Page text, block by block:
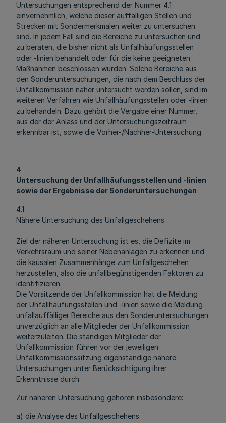
Untersuchungen entsprechend der Nummer 4.1
einvernehmlich, welche dieser auffälligen Stellen und
Strecken mit Sondermerkmalen weiter zu untersuchen
sind. In jedem Fall sind die Bereiche zu untersuchen und
zu beraten, die bisher nicht als Unfallhäufungsstellen
oder -linien behandelt oder für die keine geeigneten
Maßnahmen beschlossen wurden. Solche Bereiche aus
den Sonderuntersuchungen, die nach dem Beschluss der
Unfallkommission näher untersucht werden sollen, sind im
weiteren Verfahren wie Unfallhäufungsstellen oder -linien
zu behandeln. Dazu gehört die Vergabe einer Nummer,
aus der der Anlass und der Untersuchungszeitraum
erkennbar ist, sowie die Vorher-/Nachher-Untersuchung.
4
Untersuchung der Unfallhäufungsstellen und -linien
sowie der Ergebnisse der Sonderuntersuchungen
4.1
Nähere Untersuchung des Unfallgeschehens
Ziel der näheren Untersuchung ist es, die Defizite im
Verkehrsraum und seiner Nebenanlagen zu erkennen und
die kausalen Zusammenhänge zum Unfallgeschehen
herzustellen, also die unfallbegünstigenden Faktoren zu
identifizieren.
Die Vorsitzende der Unfallkommission hat die Meldung
der Unfallhäufungsstellen und -linien sowie die Meldung
unfallauffälliger Bereiche aus den Sonderuntersuchungen
unverzüglich an alle Mitglieder der Unfallkommission
weiterzuleiten. Die ständigen Mitglieder der
Unfallkommission führen vor der jeweiligen
Unfallkommissionssitzung eigenständige nähere
Untersuchungen unter Berücksichtigung ihrer
Erkenntnisse durch.
Zur näheren Untersuchung gehören insbesondere:
a) die Analyse des Unfallgeschehens